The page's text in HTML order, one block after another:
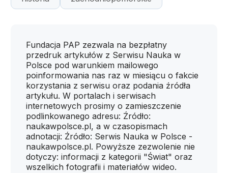
Fundacja PAP zezwala na bezpłatny
przedruk artykułów z Serwisu Nauka w
Polsce pod warunkiem mailowego
poinformowania nas raz w miesiącu o fakcie
korzystania z serwisu oraz podania źródła
artykułu. W portalach i serwisach
internetowych prosimy o zamieszczenie
podlinkowanego adresu: Źródło:
naukawpolsce.pl, a w czasopismach
adnotacji: Źródło: Serwis Nauka w Polsce -
naukawpolsce.pl. Powyższe zezwolenie nie
dotyczy: informacji z kategorii "Świat" oraz
wszelkich fotografii i materiałów wideo.